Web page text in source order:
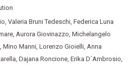
, Valeria Bruni Tedeschi, Federica Luna
, Aurora Giovinazzo, Michelangelo
, Mino Manni, Lorenzo Gioielli, Anna
, Dajana Roncione, Erika D´Ambrosio,